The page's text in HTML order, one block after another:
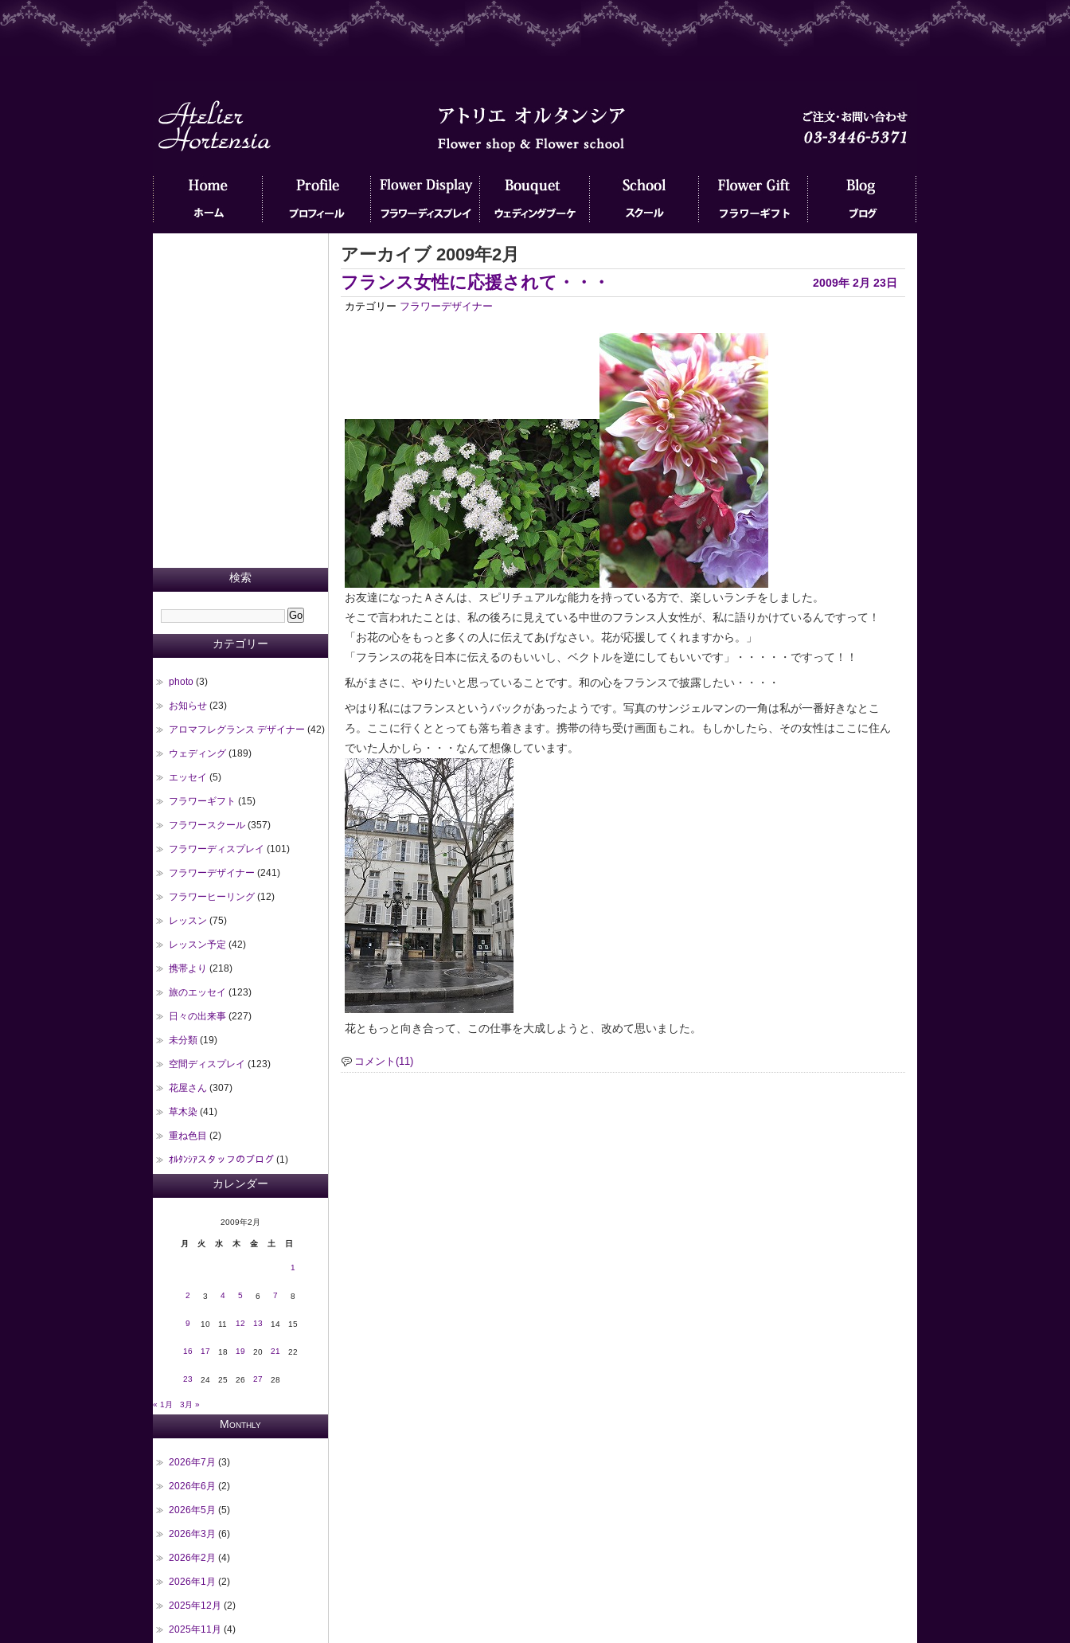
フラワーディスプレイ ウェディングブーケ
アーカイブ 2009年2月
2009年 2月 23日
フランス女性に応援されて・・・
カテゴリー フラワーデザイナー
お友達になったＡさんは、スピリチュアルな能力を持っている方で、楽しいランチをしました。
そこで言われたことは、私の後ろに見えている中世のフランス人女性が、私に語りかけているんですって！
「お花の心をもっと多くの人に伝えてあげなさい。花が応援してくれますから。」
「フランスの花を日本に伝えるのもいいし、ベクトルを逆にしてもいいです」・・・・・ですって！！
私がまさに、やりたいと思っていることです。和の心をフランスで披露したい・・・・
やはり私にはフランスというバックがあったようです。写真のサンジェルマンの一角は私が一番好きなとこ
ろ。ここに行くととっても落ち着きます。携帯の待ち受け画面もこれ。もしかしたら、その女性はここに住ん
でいた人かしら・・・なんて想像しています。
花ともっと向き合って、この仕事を大成しようと、改めて思いました。
コメント(11)
検索
カテゴリー
photo (3)
お知らせ (23)
アロマフレグランス デザイナー (42)
ウェディング (189)
エッセイ (5)
フラワーギフト (15)
フラワースクール (357)
フラワーディスプレイ (101)
フラワーデザイナー (241)
フラワーヒーリング (12)
レッスン (75)
レッスン予定 (42)
携帯より (218)
旅のエッセイ (123)
日々の出来事 (227)
未分類 (19)
空間ディスプレイ (123)
花屋さん (307)
草木染 (41)
重ね色目 (2)
ｵﾙﾀﾝｼｱスタッフのブログ (1)
カレンダー
2009年2月
月 火 水 木 金 土 日
1
2 3 4 5 6 7 8
9 10 11 12 13 14 15
16 17 18 19 20 21 22
23 24 25 26 27 28
« 1月 3月 »
Monthly
2026年7月 (3)
2026年6月 (2)
2026年5月 (5)
2026年3月 (6)
2026年2月 (4)
2026年1月 (2)
2025年12月 (2)
2025年11月 (4)